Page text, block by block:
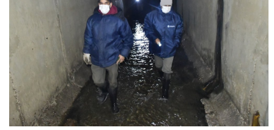
Espectáculos
»
Internacionales
»
Judiciales
Política